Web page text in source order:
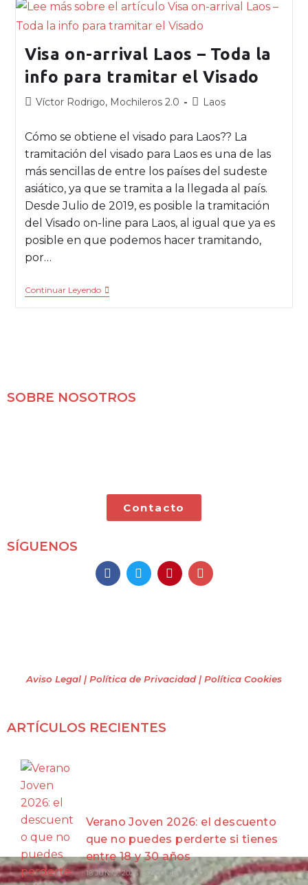
Visa on-arrival Laos – Toda la
info para tramitar el Visado
Víctor Rodrigo, Mochileros 2.0 Laos
Cómo se obtiene el visado para Laos?? La
tramitación del visado para Laos es una de las
más sencillas de entre los países del sudeste
asiático, ya que se tramita a la llegada al país.
Desde Julio de 2019, es posible la tramitación
del Visado on-line para Laos, al igual que ya es
posible en que podemos hacer tramitando,
por…
Continuar Leyendo
SOBRE NOSOTROS
Contacto
SÍGUENOS
Aviso Legal | Política de Privacidad | Política Cookies
ARTÍCULOS RECIENTES
Verano Joven 2026: el descuento
que no puedes perderte si tienes
entre 18 y 30 años
18 JUNIO, 2026 / 32 COMENTARIOS